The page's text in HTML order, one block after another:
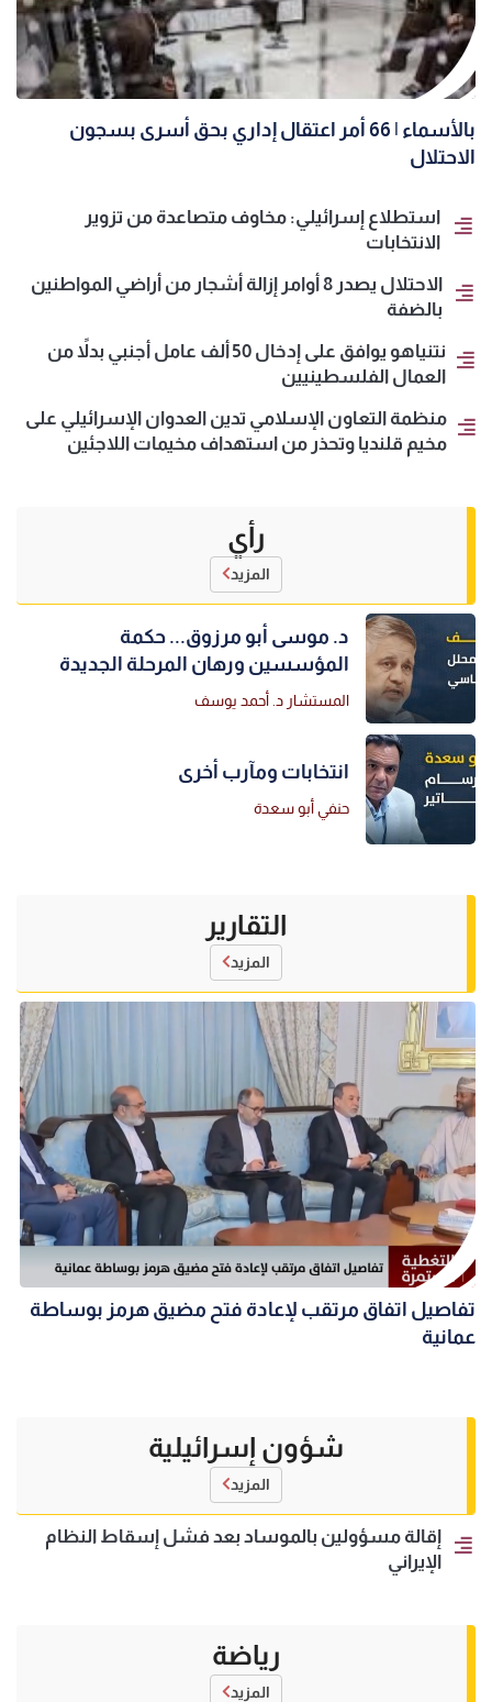
بالأسماء | 66 أمر اعتقال إداري بحق أسرى بسجون
الاحتلال
استطلاع إسرائيلي: مخاوف متصاعدة من تزوير
الانتخابات
الاحتلال يصدر 8 أوامر إزالة أشجار من أراضي المواطنين
بالضفة
نتنياهو يوافق على إدخال 50 ألف عامل أجنبي بدلاً من
العمال الفلسطينيين
منظمة التعاون الإسلامي تدين العدوان الإسرائيلي على
مخيم قلنديا وتحذر من استهداف مخيمات اللاجئين
رأي
المزيد
د. موسى أبو مرزوق... حكمة
المؤسسين ورهان المرحلة الجديدة
المستشار د. أحمد يوسف
انتخابات ومآرب أخرى
حنفي أبو سعدة
التقارير
المزيد
تفاصيل اتفاق مرتقب لإعادة فتح مضيق هرمز بوساطة
عمانية
شؤون إسرائيلية
المزيد
إقالة مسؤولين بالموساد بعد فشل إسقاط النظام
الإيراني
رياضة
المزيد